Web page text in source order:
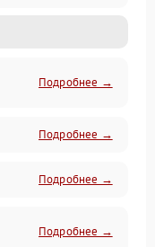
Подробнее →
Подробнее →
Подробнее →
Подробнее →